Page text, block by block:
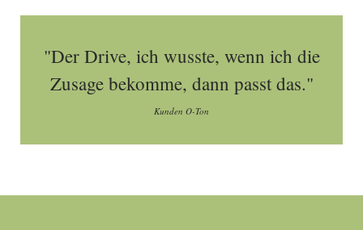
"Der Drive, ich wusste, wenn ich die
Zusage bekomme, dann passt das."
Kunden O-Ton